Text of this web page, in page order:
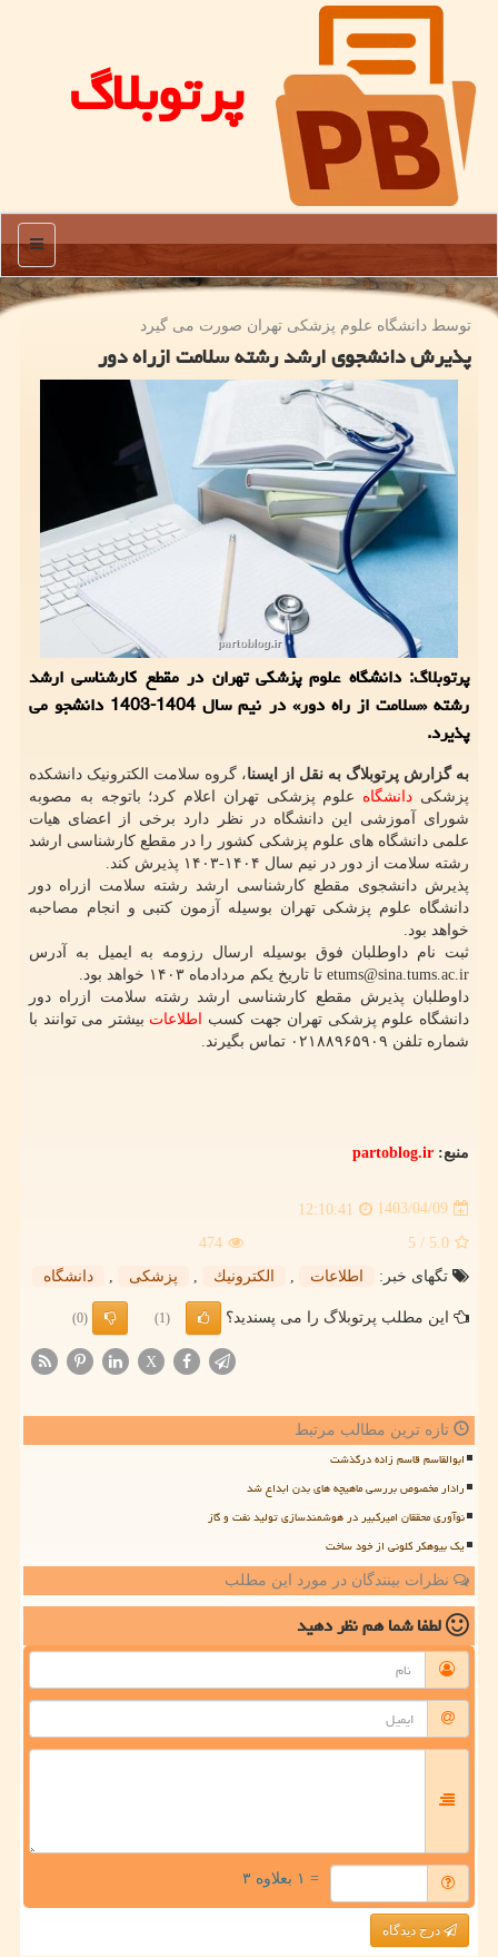
پرتوبلاگ
منو
توسط دانشگاه علوم پزشكی تهران صورت می گیرد
پذیرش دانشجوی ارشد رشته سلامت ازراه دور
پرتوبلاگ: دانشگاه علوم پزشکی تهران در مقطع کارشناسی ارشد
رشته «سلامت از راه دور» در نیم سال 1404-1403 دانشجو می
پذیرد.
به گزارش پرتوبلاگ به نقل از ایسنا، گروه سلامت الکترونیک دانشکده
پزشکی دانشگاه علوم پزشکی تهران اعلام کرد؛ باتوجه به مصوبه
شورای آموزشی این دانشگاه در نظر دارد برخی از اعضای هیات
علمی دانشگاه های علوم پزشکی کشور را در مقطع کارشناسی ارشد
رشته سلامت از دور در نیم سال ۱۴۰۴-۱۴۰۳ پذیرش کند.
پذیرش دانشجوی مقطع کارشناسی ارشد رشته سلامت ازراه دور
دانشگاه علوم پزشکی تهران بوسیله آزمون کتبی و انجام مصاحبه
خواهد بود.
ثبت نام داوطلبان فوق بوسیله ارسال رزومه به ایمیل به آدرس
etums@sina.tums.ac.ir تا تاریخ یکم مردادماه ۱۴۰۳ خواهد بود.
داوطلبان پذیرش مقطع کارشناسی ارشد رشته سلامت ازراه دور
دانشگاه علوم پزشکی تهران جهت کسب
اطلاعات بیشتر می توانند با
شماره تلفن ۰۲۱۸۸۹۶۵۹۰۹ تماس بگیرند.
منبع: partoblog.ir
1403/04/09
12:10:41
5.0
/ 5
474
تگهای خبر:
اطلاعات , الكترونیك , پزشكی , دانشگاه
این مطلب پرتوبلاگ را می پسندید؟ (1)
(0)
X
تازه ترین مطالب مرتبط
ابوالقاسم قاسم زاده درگذشت
رادار مخصوص بررسی ماهیچه های بدن ابداع شد
نوآوری محققان امیرکبیر در هوشمندسازی تولید نفت و گاز
یک بیوهکر کلونی از خود ساخت
نظرات بینندگان در مورد این مطلب
لطفا شما همنظر دهید
= ۱ بعلاوه ۳
درج دیدگاه